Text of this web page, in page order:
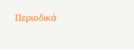
Περιοδικά
1821
Δεκέμβριος
2023!
Μάιος
2023!
Μάρτιος
2023!